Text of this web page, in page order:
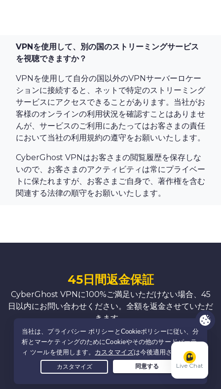
VPNを使用して、別の国のストリーミングサービス
を視聴できますか？
VPNを使用して自分の国以外のVPNサーバーロケー
ションに接続すると、ネットで特定のストリーミング
サービスにアクセスできることがあります。当社がお
客様のオンラインの利用状況を確認すことはありませ
んが、サービスのご利用にあたってはお客さまの責任
において当社の利用規約の遵守をお願いいたします。
CyberGhost VPNはお客さまの閲覧履歴を保存しな
いので、お客さまのアクティビティは常にプライベー
トに保たれますが、お客さまご自身で、著作権を含む
関連する法律の順守をお願いいたします。
45日間返金保証
CyberGhost VPNに100%ご満足いただけない場合、45
日以内にお問い合わせください。全額を返金させていただ
きます。
リスクなしでCyberGhostをゲット
4
5中
Live Chat